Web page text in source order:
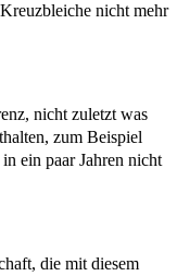
nicht mehr
nicht zuletzt was
zum Beispiel
ein paar Jahren nicht
die mit diesem